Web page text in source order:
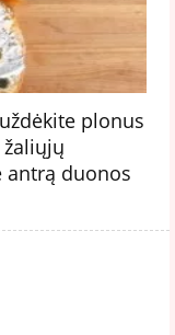
plonus
antrą duonos